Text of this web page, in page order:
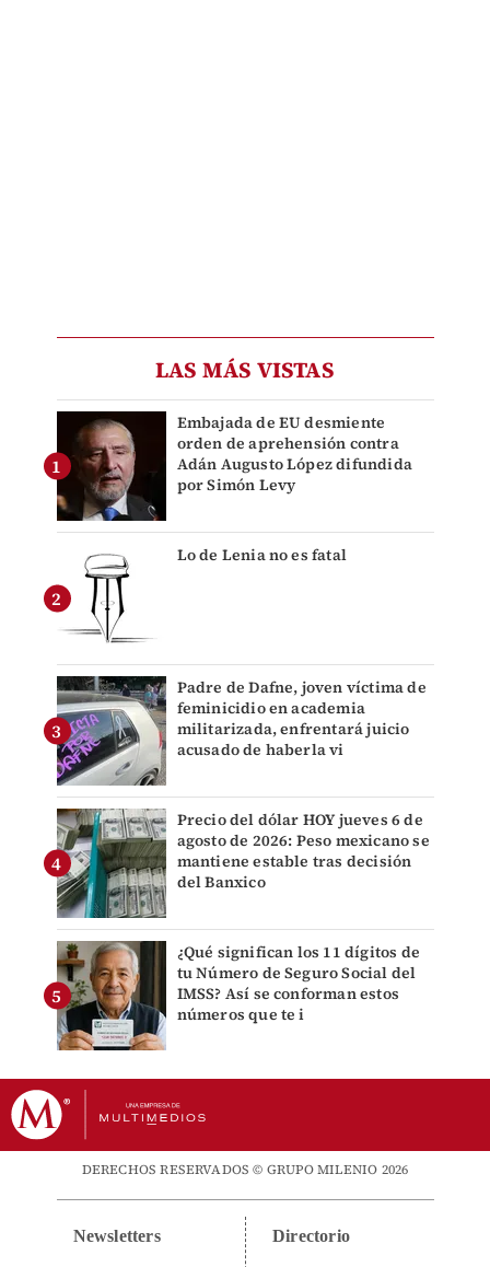
LAS MÁS VISTAS
Embajada de EU desmiente
orden de aprehensión contra
Adán Augusto López difundida
por Simón Levy
Lo de Lenia no es fatal
Padre de Dafne, joven víctima de
feminicidio en academia
militarizada, enfrentará juicio
acusado de haberla vi
Precio del dólar HOY jueves 6 de
agosto de 2026: Peso mexicano se
mantiene estable tras decisión
del Banxico
¿Qué significan los 11 dígitos de
tu Número de Seguro Social del
IMSS? Así se conforman estos
números que te i
DERECHOS RESERVADOS © GRUPO MILENIO 2026
Newsletters Directorio